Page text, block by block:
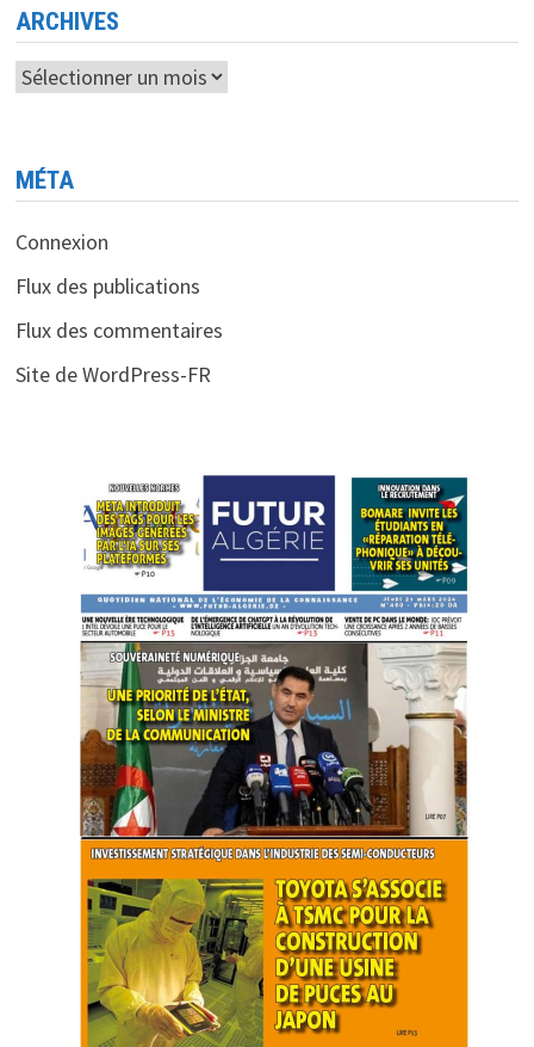
OPENAI
DÉVOILE
GPT-
4.5,
PLUS
RAPIDE
ARCHIVES
Archives
MÉTA
Connexion
Flux des publications
Flux des commentaires
Site de WordPress-FR